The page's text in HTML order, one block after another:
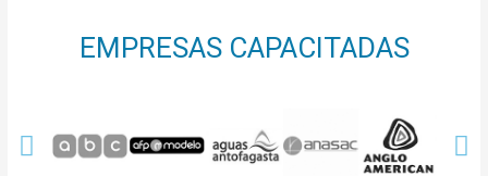
EMPRESAS CAPACITADAS